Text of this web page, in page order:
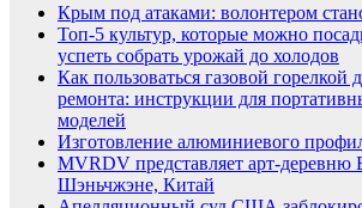
Крым под атаками: волонтером
Топ-5 культур, которые можно
успеть собрать урожай до холодов
Как пользоваться газовой горелкой
ремонта: инструкции для
моделей
Изготовление алюминиевого
MVRDV представляет арт-деревню
Шэньчжэне, Китай